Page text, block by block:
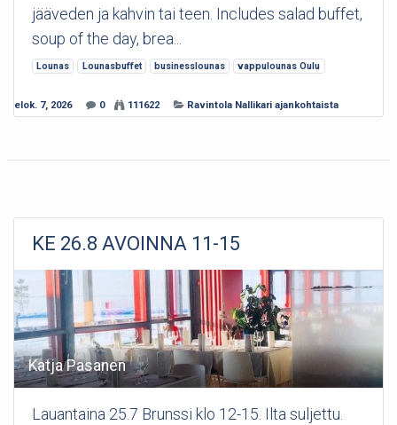
jääveden ja kahvin tai teen. Includes salad buffet,
soup of the day, brea...
Lounas Lounasbuffet businesslounas vappulounas Oulu
elok. 7, 2026 0 111622 Ravintola Nallikari ajankohtaista
KE 26.8 AVOINNA 11-15
Katja Pasanen
Lauantaina 25.7 Brunssi klo 12-15. Ilta suljettu.